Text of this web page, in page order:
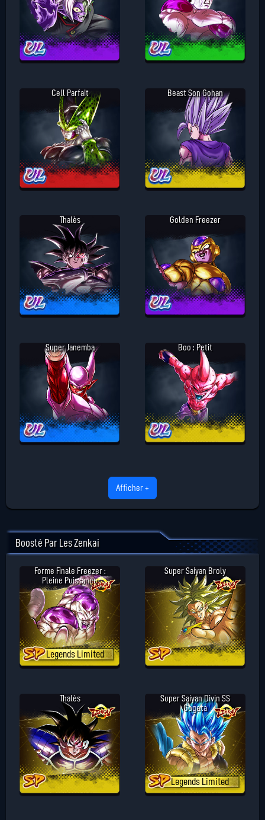
Cell Parfait Beast Son Gohan
Thalès Golden Freezer
Super Janemba Boo : Petit
Afficher +
Boosté Par Les Zenkai
Forme Finale Freezer :
Pleine Puissance
Legends Limited
Super Saiyan Broly
Thalès
Super Saiyan Divin SS
Gogeta
Legends Limited